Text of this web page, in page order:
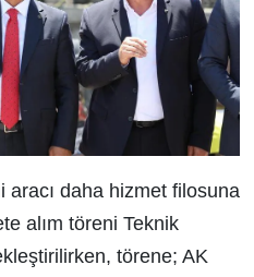
daha hizmet filosuna
alım töreni Teknik
törene; AK